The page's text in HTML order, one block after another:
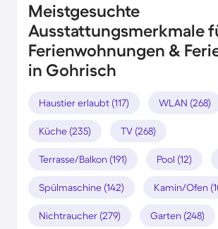
Meistgesuchte
Ausstattungsmerkmale
Ferienwohnungen &
in Gohrisch
Haustier erlaubt (117) WLAN (268)
Küche (235) TV (268)
Terrasse/Balkon (191) Pool (12)
Spülmaschine (142) Kamin/Ofen
Nichtraucher (279) Garten (248)